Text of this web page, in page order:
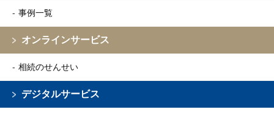
事例一覧
オンラインサービス
相続のせんせい
デジタルサービス